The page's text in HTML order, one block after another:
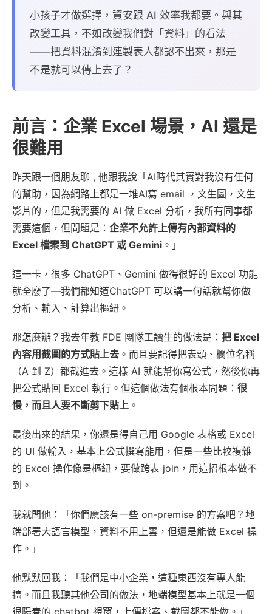
小孩子才做選擇，資安跟 AI 效率我都要。與其
改變工具，不如改變我們對「資料」的看法
——把資料混淆到連製表人都認不出來，那是
不是就可以傳上去了？
前言：企業 Excel 場景，AI 還是
很難用
昨天跟一個朋友聊 , 他跟我說「AI時代其實對我沒有任何
的幫助，因為網路上都是一堆AI寫 email ，文生圖，文生
影片的，但是我需要的 AI 做 Excel 分析，我所有同事都
需要這個，但問題是： 企業不允許上傳有內部資料的
Excel 檔案到 ChatGPT 或 Gemini 。」
這一卡，很多 ChatGPT、Gemini 做得很好的 Excel 功能
就全廢了—我們都知道ChatGPT 可以講一句話就幫你做
分析、輸入、計算出樞紐。
那怎麼辦？我去年教 FDE 團隊工讀生的做法是： 把 Excel
內容用截圖的方式貼上去 。而且要記得把表頭、欄位名稱
（A 到 Z）都截進去。這樣 AI 就能幫你寫公式，然後你再
把公式貼回 Excel 執行。但這個做法有個根本問題： 很
慢，而且人要不斷剪下貼上 。
最後出來的結果，你還是得自己用 Google 表格或 Excel
的 UI 做輸入，基本上公式撰寫能用，但是一些比較複雜
的 Excel 操作像是樞紐，要做跨表 join，用這招根本做不
到。
我就問他：「你們應該有一些 on-premise 的方案吧？地
端部署大語言模型，資料不用上雲，但還是能做 Excel 操
作。」
他默默回我：「我們是中小企業，這種東西沒有專人能
搞。而且我聽其他公司的做法，地端模型基本上就是一個